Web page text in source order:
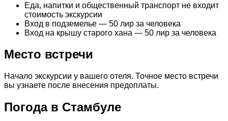
Еда, напитки и общественный транспорт не входит
стоимость экскурсии
Вход в подземелье — 50 лир за человека
Вход на крышу старого хана — 50 лир за человека
Место встречи
Начало экскурсии у вашего отеля. Точное место встречи
вы узнаете после внесения предоплаты.
Погода в Стамбуле